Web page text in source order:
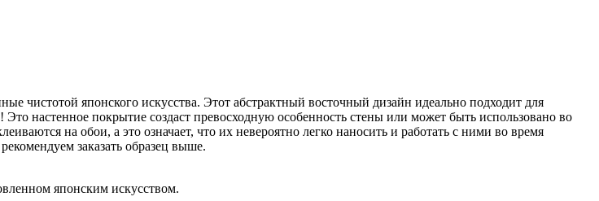
чистотой японского искусства. Этот абстрактный восточный дизайн идеально подходит для
настенное покрытие создаст превосходную особенность стены или может быть использовано во
на обои, а это означает, что их невероятно легко наносить и работать с ними во время
заказать образец выше.
японским искусством.